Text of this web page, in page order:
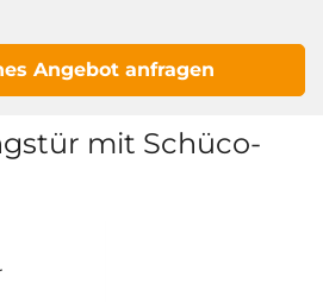
Angebot anfragen
mit Schüco-